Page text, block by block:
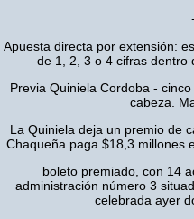
Apuesta directa por extensión:
de 1, 2, 3 o 4 cifras dentro
Previa Quiniela Cordoba -
cabeza.
La Quiniela deja un premio de
Chaqueña paga $18,3 millones
boleto premiado, con 14
administración número 3
celebrada ayer